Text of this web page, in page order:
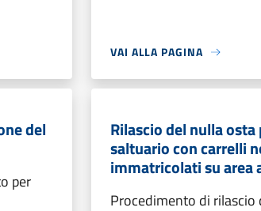
VAI ALLA PAGINA
del
per
Rilascio del nulla
saltuario con carrelli
immatricolati su area
Procedimento di rilascio